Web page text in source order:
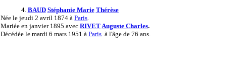
4. BAUD Stéphanie Marie Thérèse
Née le jeudi 2 avril 1874 àParis.
Mariée en janvier 1895 avecRIVETAuguste Charles.
Décédée le mardi 6 mars 1951 àParis à l'âge de 76 ans.